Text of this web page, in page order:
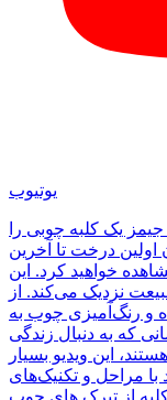
یوتیوب
یک کلبه چوبی را
اولین درخت تا آخرین
خواهید کرد. این
نزدیک می‌کند. از
و رنگ‌آمیزی چوب به
که به دنبال زندگی
این ویدیو بسیار
با مراحل و تکنیک‌های